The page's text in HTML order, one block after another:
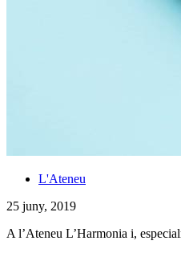
L'Ateneu
25 juny, 2019
A l’Ateneu L’Harmonia i,